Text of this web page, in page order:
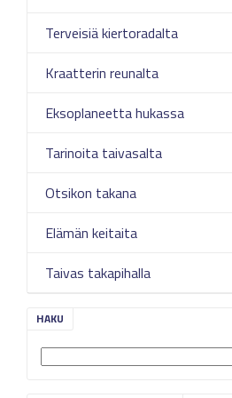
Terveisiä kiertoradalta
Kraatterin reunalta
Eksoplaneetta hukassa
Tarinoita taivasalta
Otsikon takana
Elämän keitaita
Taivas takapihalla
HAKU